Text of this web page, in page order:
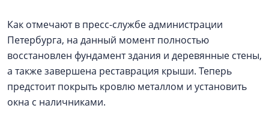
Как отмечают в пресс-службе администрации
Петербурга, на данный момент полностью
восстановлен фундамент здания и деревянные стены,
а также завершена реставрация крыши. Теперь
предстоит покрыть кровлю металлом и установить
окна с наличниками.